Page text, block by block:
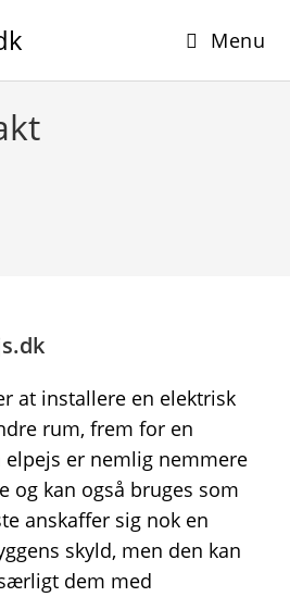
Menu
at installere en elektrisk
rum, frem for en
er nemlig nemmere
og kan også bruges som
anskaffer sig nok en
skyld, men den kan
dem med